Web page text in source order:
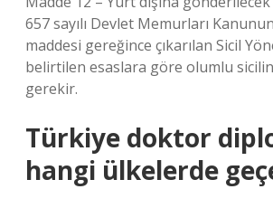
657 sayılı Devlet Memurları
maddesi gereğince çıkarılan Sicil
belirtilen esaslara göre olumlu
gerekir.
Türkiye doktor
hangi ülkelerde